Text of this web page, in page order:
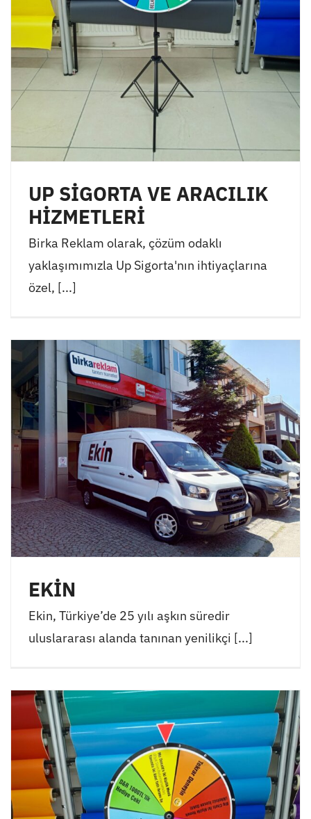
UP SİGORTA VE ARACILIK
HİZMETLERİ
Birka Reklam olarak, çözüm odaklı
yaklaşımımızla Up Sigorta'nın ihtiyaçlarına
özel, [...]
EKİN
Ekin, Türkiye’de 25 yılı aşkın süredir
uluslararası alanda tanınan yenilikçi [...]